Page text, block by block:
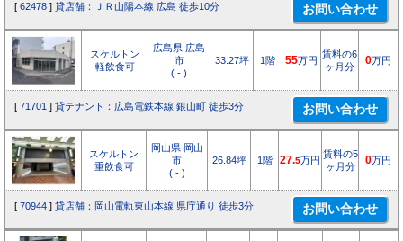
[ 62478 ] 貸店舗：ＪＲ山陽本線 広島 徒歩10分
スケルトン
軽飲食可
広島県 広島
市
( - )
33.27坪 1階 55万円
賃料の6
ヶ月分
0万円
[ 71701 ] 貸テナント：広島電鉄本線 銀山町 徒歩3分
スケルトン
重飲食可
岡山県 岡山
市
( - )
26.84坪 1階 27.5万円
賃料の5
ヶ月分
0万円
[ 70944 ] 貸店舗：岡山電軌東山本線 県庁通り 徒歩3分